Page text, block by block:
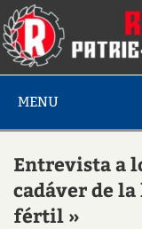
MENU
Entrevista a
cadáver de
fértil »